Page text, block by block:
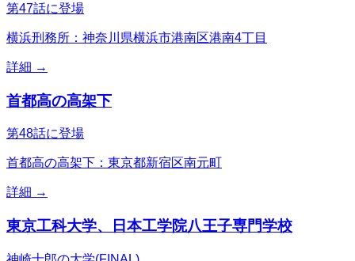
第47話に登場
横浜刑務所：神奈川県横浜市港南区港南4丁目
詳細 →
首都高の高架下
第48話に登場
首都高の高架下：東京都新宿区南元町
詳細 →
東京工科大学、日本工学院八王子専門学校